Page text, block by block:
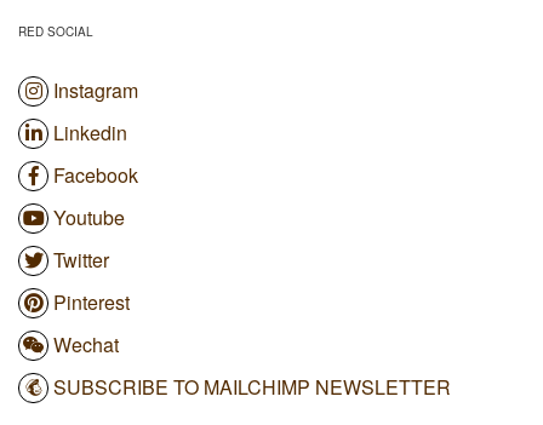
RED SOCIAL
Instagram
Linkedin
Facebook
Youtube
Twitter
Pinterest
Wechat
SUBSCRIBE TO MAILCHIMP NEWSLETTER